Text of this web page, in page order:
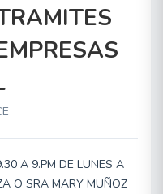
A 9.PM DE LUNES A
O SRA MARY MUÑOZ